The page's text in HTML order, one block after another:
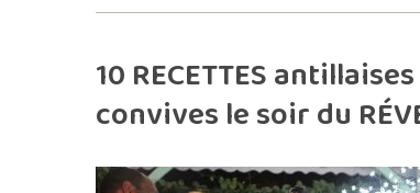
10 RECETTES
convives le soir du